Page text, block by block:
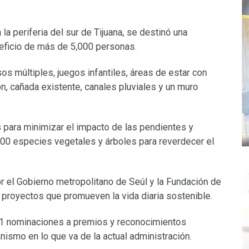
periferia del sur de Tijuana, se destinó una
de más de 5,000 personas.
múltiples, juegos infantiles, áreas de estar con
cañada existente, canales pluviales y un muro
minimizar el impacto de las pendientes y
especies vegetales y árboles para reverdecer el
el Gobierno metropolitano de Seúl y la Fundación de
que promueven la vida diaria sostenible.
nominaciones a premios y reconocimientos
en lo que va de la actual administración.